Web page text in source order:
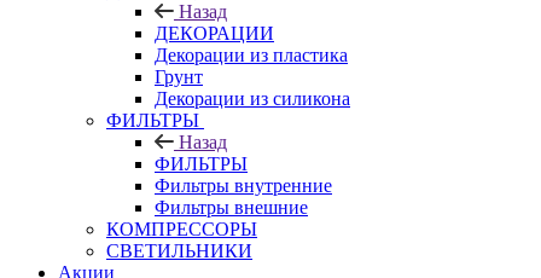
Назад
ДЕКОРАЦИИ
Декорации из пластика
Грунт
Декорации из силикона
ФИЛЬТРЫ
Назад
ФИЛЬТРЫ
Фильтры внутренние
Фильтры внешние
КОМПРЕССОРЫ
СВЕТИЛЬНИКИ
Акции